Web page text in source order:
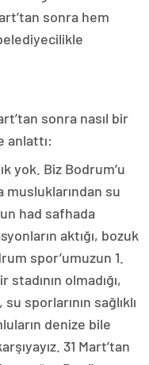
sonra hem
sonra nasıl bir
anlattı:
yok. Biz Bodrum’u
musluklarından su
had safhada
aktığı, bozuk
spor’umuzun 1.
olmadığı,
sporlarının sağlıklı
denize bile
31 Mart’tan